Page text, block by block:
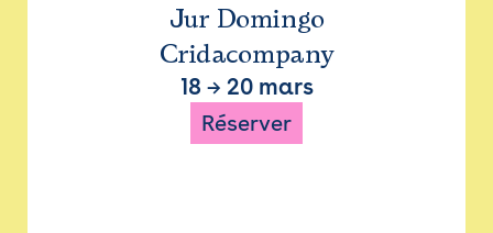
Jur Domingo
Cridacompany
18 → 20 mars
Réserver